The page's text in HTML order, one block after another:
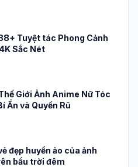
Tuyệt tác Phong Cảnh
Sắc Nét
Giới Ảnh Anime Nữ Tóc
Ẩn và Quyến Rũ
đẹp huyền ảo của ảnh
bầu trời đêm